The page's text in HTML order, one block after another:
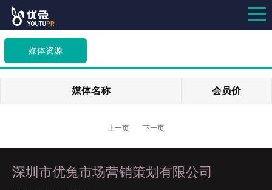
媒体资源
媒体名称 会员价
上一页 下一页
深圳市优兔市场营销策划有限公司